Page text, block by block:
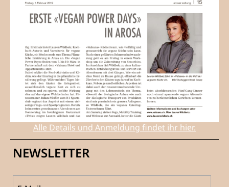
Alle Details und Anmeldung findet ihr hier.
NEWSLETTER